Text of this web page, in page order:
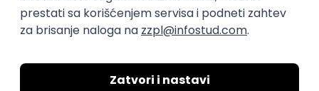
30.08.2026.
Linux C++ Git Python SoC
Matlab Intermediate